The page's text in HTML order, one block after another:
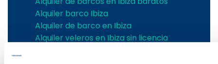
Alquiler barco Ibiza
Alquiler de barco en Ibiza
Alquiler veleros en Ibiza sin licencia